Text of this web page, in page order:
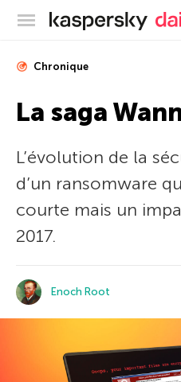
Blog
Chronique
La saga
L’évolution de la
d’un ransomware
courte mais un
2017.
Enoch Root